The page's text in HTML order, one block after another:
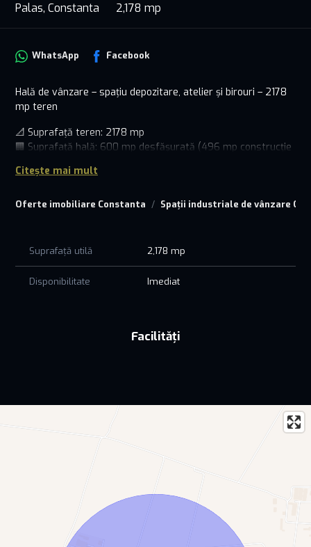
Palas, Constanta
2,178 mp
Oferte imobiliare Constanta Spații industriale de vânzare
WhatsApp Facebook
Hală de vânzare – spațiu depozitare, atelier și birouri – 2178
mp teren
📐 Suprafață teren: 2178 mp
🏢 Suprafață hală: 600 mp desfășurată (496 mp construcție
Parcela 1: 1400 mp, categoria "CC" (Curți Construcții),
Parcela 2: 600 mp, categoria "A"
Parcela 3: 178 mp, categoria "A"
Destinație: Hală atelier – întreținere, reparații, spațiu
depozitare și comercializare piese auto
Acoperiș: tablă galvanizată, șarpantă cu două pante, izolat
Compartimentare parter (457 mp): hală atelier (264 mp),
birouri, grupuri sanitare, sală, oficiu
Compartimentare supantă (97 mp): birouri, grup sanitar,
✅ Funcțiuni propuse:
Citește mai mult
Suprafață utilă 2,178 mp
Disponibilitate Imediat
Facilități